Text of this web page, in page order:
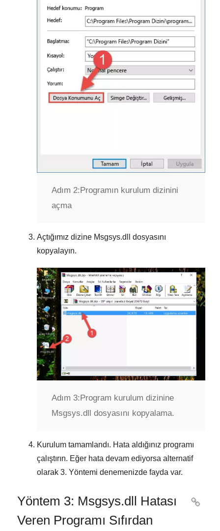
Adım 2:Programın kurulum dizinini
açma
Açtığımız dizine Msgsys.dll
dosyasını
kopyalayın.
Adım 3:Program kurulum dizinine
Msgsys.dll dosyasını kopyalama.
Kurulum tamamlandı. Hata aldığınız programı
çalıştırın. Eğer hata devam ediyorsa alternatif
olarak 3. Yöntemi denemenizde fayda var.
Yöntem 3: Msgsys.dll Hatası
Veren Programı Sıfırdan
